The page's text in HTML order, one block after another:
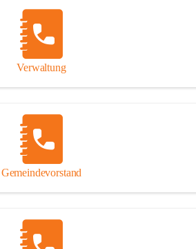
Verwaltung
Gemeindevorstand